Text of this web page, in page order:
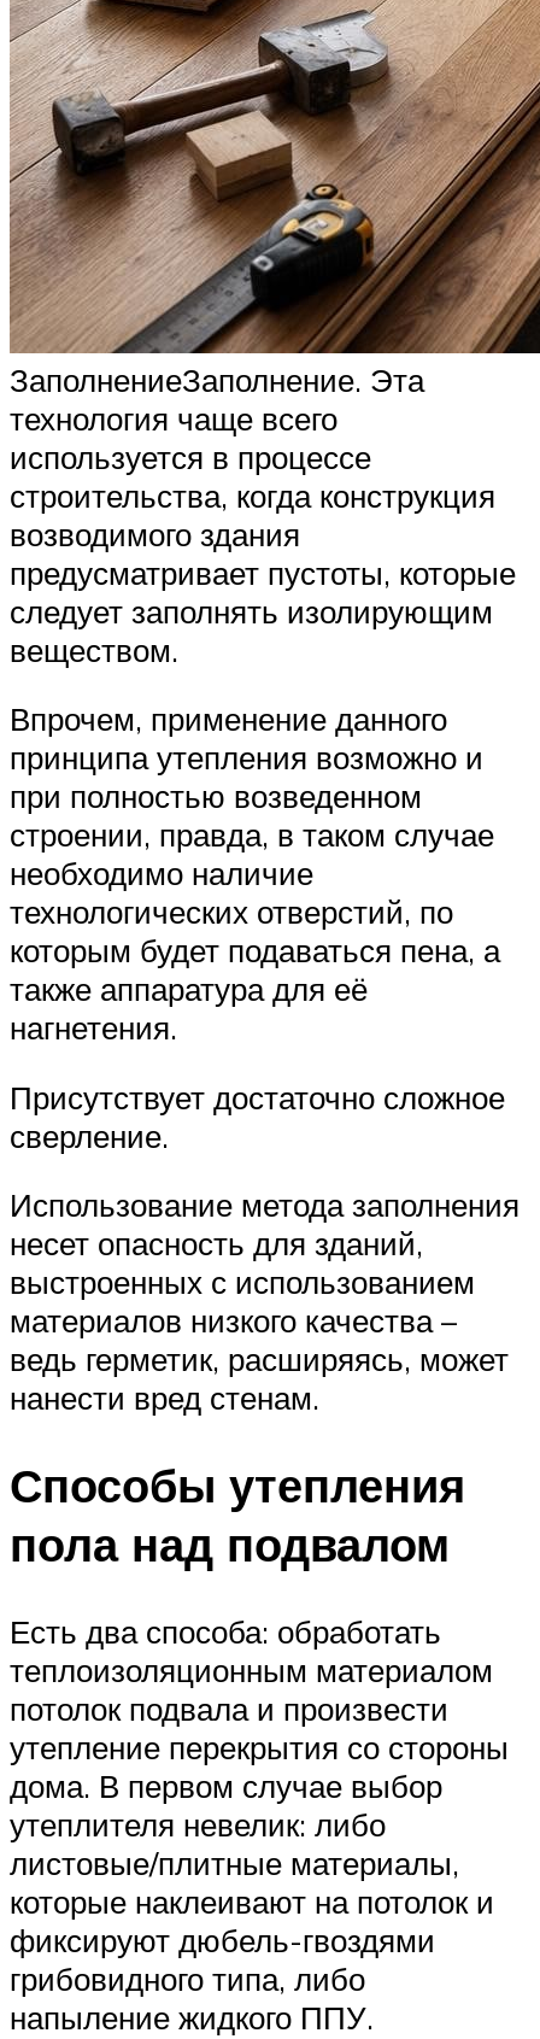
ЗаполнениеЗаполнение. Эта
технология чаще всего
используется в процессе
строительства, когда конструкция
возводимого здания
предусматривает пустоты, которые
следует заполнять изолирующим
веществом.
Впрочем, применение данного
принципа утепления возможно и
при полностью возведенном
строении, правда, в таком случае
необходимо наличие
технологических отверстий, по
которым будет подаваться пена, а
также аппаратура для её
нагнетения.
Присутствует достаточно сложное
сверление.
Использование метода заполнения
несет опасность для зданий,
выстроенных с использованием
материалов низкого качества –
ведь герметик, расширяясь, может
нанести вред стенам.
Способы утепления
пола над подвалом
Есть два способа: обработать
теплоизоляционным материалом
потолок подвала и произвести
утепление перекрытия со стороны
дома. В первом случае выбор
утеплителя невелик: либо
листовые/плитные материалы,
которые наклеивают на потолок и
фиксируют дюбель-гвоздями
грибовидного типа, либо
напыление жидкого ППУ.